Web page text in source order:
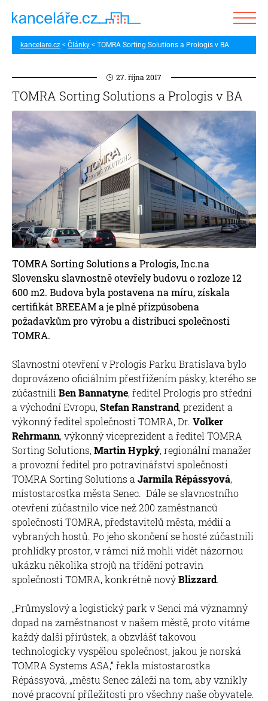
kancelare.cz Články TOMRA Sorting Solutions a Prologis v BA
27. října 2017
TOMRA Sorting Solutions a Prologis v BA
TOMRA Sorting Solutions a Prologis, Inc.na
Slovensku slavnostně otevřely budovu o rozloze 12
600 m2. Budova byla postavena na míru, získala
certifikát BREEAM a je plně přizpůsobena
požadavkům pro výrobu a distribuci společnosti
TOMRA.
Slavnostní otevření v Prologis Parku Bratislava bylo
doprovázeno oficiálním přestřižením pásky, kterého se
zúčastnili Ben Bannatyne, ředitel Prologis pro střední
a východní Evropu,Stefan Ranstrand, prezident a
výkonný ředitel společnosti TOMRA, Dr. Volker
Rehrmann, výkonný viceprezident a ředitel TOMRA
Sorting Solutions,Martin Hypký, regionální manažer
a provozní ředitel pro potravinářství společnosti
TOMRA Sorting Solutions a Jarmila Répássyová,
místostarostka města Senec. Dále se slavnostního
otevření zúčastnilo více než 200 zaměstnanců
společnosti TOMRA, představitelů města, médií a
vybraných hostů. Po jeho skončení se hosté zúčastnili
prohlídky prostor, v rámci níž mohli vidět názornou
ukázku několika strojů na třídění potravin
společnosti TOMRA, konkrétně novýBlizzard.
„Průmyslový a logistický park v Senci má významný
dopad na zaměstnanost v našem městě, proto vítáme
každý další přírůstek, a obzvlášť takovou
technologicky vyspělou společnost, jakou je norská
TOMRA Systems ASA,“ řekla místostarostka
Répássyová, „městu Senec záleží na tom, aby vznikly
nové pracovní příležitosti pro všechny naše obyvatele.